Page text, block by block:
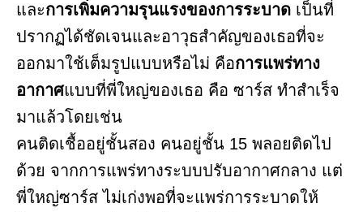
และการเพิ่มความรุนแรงของการระบาด เป็นที่
ปรากฏได้ชัดเจนและอาวุธสำคัญของเธอที่จะ
ออกมาใช้เต็มรูปแบบหรือไม่ คือการแพร่ทาง
อากาศแบบที่พี่ใหญ่ของเธอ คือ ซาร์ส ทำสำเร็จ
มาแล้วโดยเช่น
คนติดเชื้ออยู่ชั้นสอง คนอยู่ชั้น 15 พลอยติดไป
ด้วย จากการแพร่ทางระบบปรับอากาศกลาง แต่
พี่ใหญ่ซาร์ส ไม่เก่งพอที่จะแพร่การระบาดให้